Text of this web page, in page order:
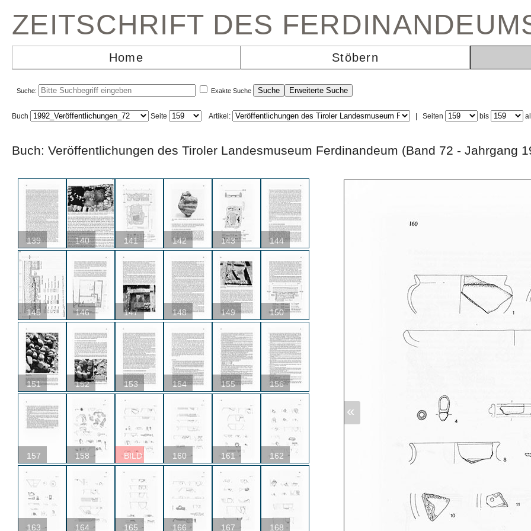
ZEITSCHRIFT DES
Home Stöbern
Suche: Exakte Suche
Buch Seite Artikel: Seiten bis
Buch: Veröffentlichungen des Tiroler Landesmuseum Ferdinandeum (Band 72 -
139 140 141 142 143 144
145 146 147 148 149 150
151 152 153 154 155 156
157 158 BILD 160 161 162
163 164 165 166 167 168
«